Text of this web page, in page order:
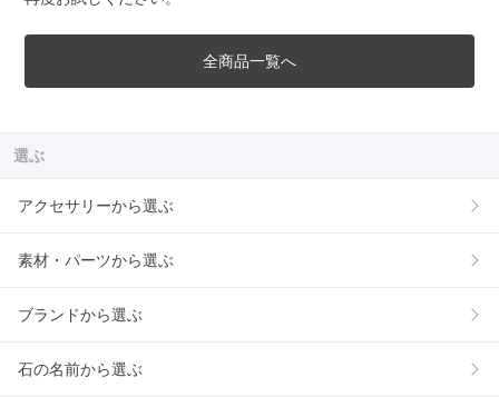
全商品一覧へ
選ぶ
アクセサリーから選ぶ
素材・パーツから選ぶ
ブランドから選ぶ
石の名前から選ぶ